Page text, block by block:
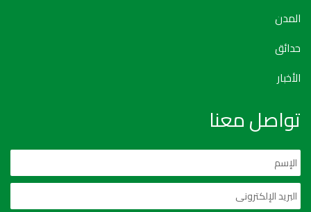
المدن
حدائق
الأخبار
تواصل معنا